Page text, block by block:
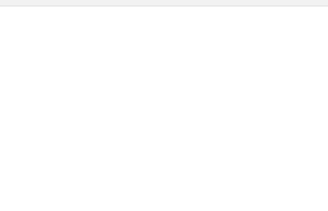
WRC (Xbox Series X)..
Xbox Series X - создайте раллийную
и управляйте ею в режиме «Ст..